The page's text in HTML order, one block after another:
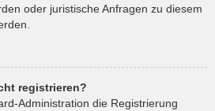
oder juristische Anfragen zu diesem
registrieren?
Administration die Registrierung